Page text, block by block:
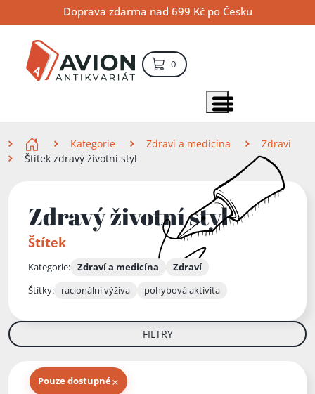
na
obsah
na
navigaci
na
vyhledávání
Doprava zdarma nad 699 Kč po Česku
0položek – košík
Zobrazit položky menu
Kategorie Zdraví a medicína
Zdraví
Štítek zdravý životní styl
Zdravý životní styl
Štítek
Kategorie: Zdraví a medicína
Zdraví
Štítky:
racionální výživa pohybová aktivita
FILTRY
Pouze dostupné×